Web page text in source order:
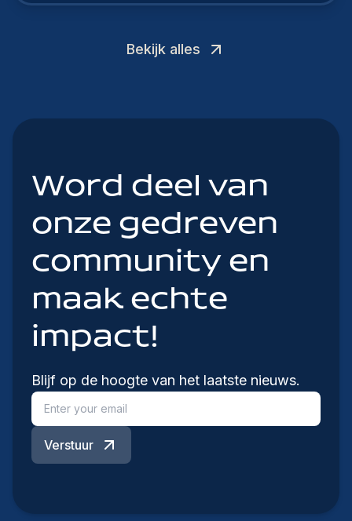
Bekijk alles
Word deel van
onze gedreven
community en
maak echte
impact!
Blijf op de hoogte van het laatste nieuws.
Verstuur